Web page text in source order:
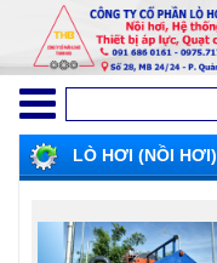
LÒ HƠI (NỒI HƠI)